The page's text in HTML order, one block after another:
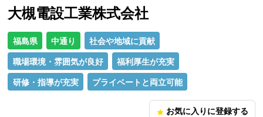
大槻電設工業株式会社
福島県 中通り 社会や地域に貢献
職場環境・雰囲気が良好 福利厚生が充実
研修・指導が充実 プライベートと両立可能
star お気に入りに登録する